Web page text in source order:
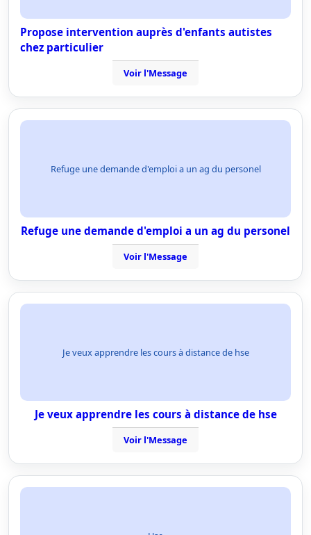
Propose intervention auprès d'enfants autistes
chez particulier
Voir l'Message
Refuge une demande d'emploi a un ag du personel
Refuge une demande d'emploi a un ag du personel
Voir l'Message
Je veux apprendre les cours à distance de hse
Je veux apprendre les cours à distance de hse
Voir l'Message